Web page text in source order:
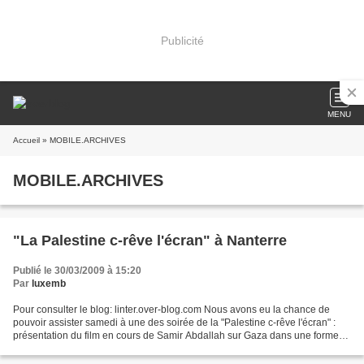
Publicité
MENU
Accueil » MOBILE.ARCHIVES
MOBILE.ARCHIVES
"La Palestine c-rêve l'écran" à Nanterre
Publié le 30/03/2009 à 15:20
Par luxemb
Pour consulter le blog: linter.over-blog.com Nous avons eu la chance de
pouvoir assister samedi à une des soirée de la "Palestine c-rêve l'écran" :
présentation du film en cours de Samir Abdallah sur Gaza dans une forme